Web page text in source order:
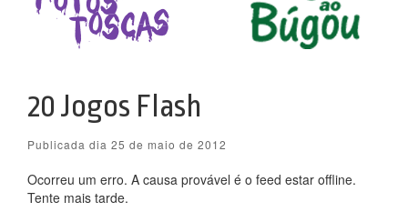
20 Jogos Flash
Publicada dia 25 de maio de 2012
Ocorreu um erro. A causa provável é o feed estar offline.
Tente mais tarde.